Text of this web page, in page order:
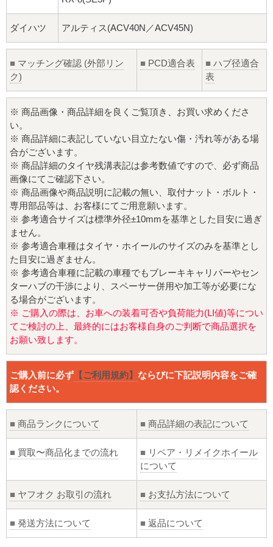
ダイハツ アルティス(ACV40N／ACV45N)
■ マッチング確認 (外部リン
ク)
■ PCD適合表 ■ ハブ径適合
表
※ 商品画像・商品詳細を良くご覧頂き、お買い求めくださ
い。
※ 商品詳細に表記していない目立たない傷・汚れ等がある場
合がございます。
※ 商品詳細のタイヤ残溝表記は参考数値ですので、必ず商品
画像にてご確認下さい。
※ 商品画像や商品説明に記載の無い、取付ナット・ボルト・
専用部品等は、お客様にてご用意願います。
※ 参考適合サイズは標準外径±10mmを基準とした目安に過ぎ
ません。
※ 参考適合車種はタイヤ・ホイールのサイズのみを基準とし
た目安に過ぎません。
※ 参考適合車種に記載の車種でもブレーキキャリパーやセン
ターハブの干渉により、スペーサー併用や加工等が必要にな
る場合がございます。
※ ご購入の際は、お車への装着可否や負荷能力(LI値)等につい
てご検討の上、最終的にはお客様自身のご判断で商品選択を
お願い致します。
ご購入前に必ず 【ご利用規約】 ならびに下記説明内容をご確
認ください。
■ 商品ランクについて ■ 商品詳細の表記について
■ 買取〜商品化までの流れ ■ リペア・リメイクホイール
について
■ ヤフオク お取引の流れ ■ お支払方法について
■ 発送方法について ■ 返品について